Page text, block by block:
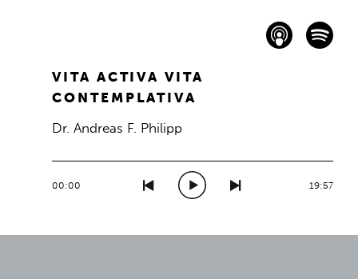
VITA ACTIVA VITA
CONTEMPLATIVA
Dr. Andreas F. Philipp
00:00 19:57